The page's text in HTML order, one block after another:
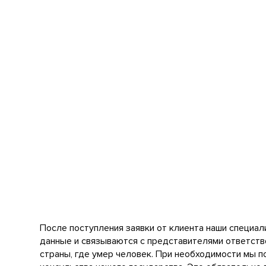
После поступления заявки от клиента наши
данные и связываются с представителями
страны, где умер человек. При необходимости мы